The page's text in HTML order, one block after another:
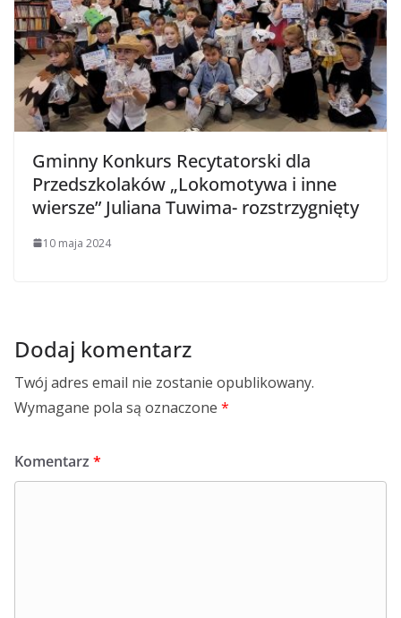
Gminny Konkurs Recytatorski dla
Przedszkolaków „Lokomotywa i inne
wiersze” Juliana Tuwima- rozstrzygnięty
10 maja 2024
Dodaj komentarz
Twój adres email nie zostanie opublikowany.
Wymagane pola są oznaczone *
Komentarz *